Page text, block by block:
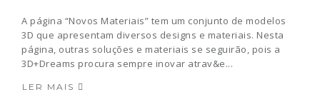
A página “Novos Materiais” tem um conjunto de modelos
3D que apresentam diversos designs e materiais. Nesta
página, outras soluções e materiais se seguirão, pois a
3D+Dreams procura sempre inovar atrav&e...
LER MAIS